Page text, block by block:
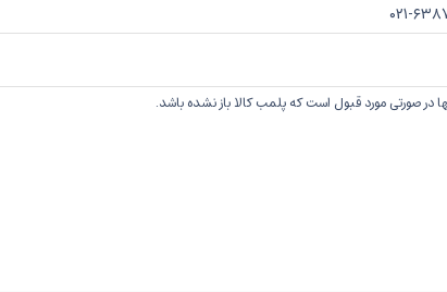
در صورتی مورد قبول است که پلمب کالا باز نشده باشد.